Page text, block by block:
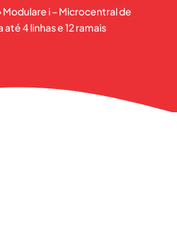
Modulare i – Microcentral de
4 linhas e 12 ramais